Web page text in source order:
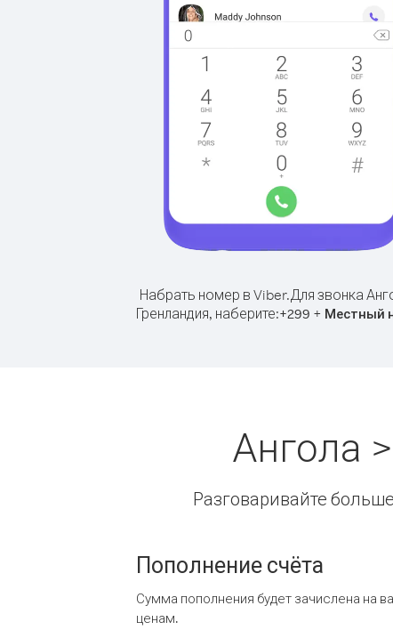
Набрать номер в Viber.Для звонка
Гренландия, наберите:+299 + Местный
Ангола
Разговаривайте
Пополнение счёта
Сумма пополнения будет зачислена на
ценам.